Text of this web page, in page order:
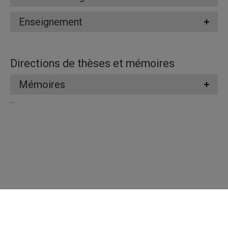
Enseignement
Directions de thèses et mémoires
Mémoires
...